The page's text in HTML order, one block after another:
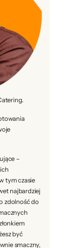
–
tym czasie
najbardziej
zdolność do
być
smaczny,